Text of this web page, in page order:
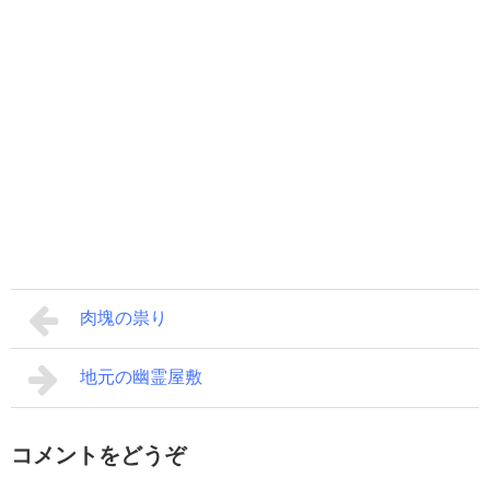
肉塊の祟り
地元の幽霊屋敷
コメントをどうぞ